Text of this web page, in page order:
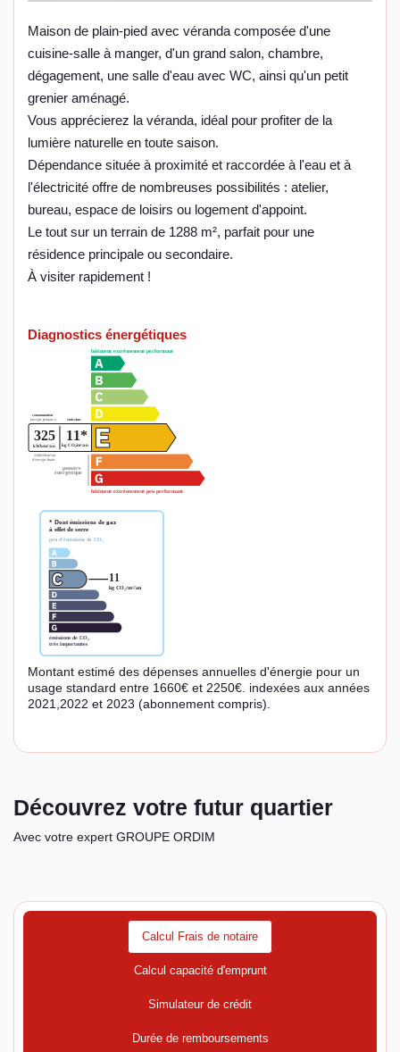
Maison de plain-pied avec véranda composée d'une
cuisine-salle à manger, d'un grand salon, chambre,
dégagement, une salle d'eau avec WC, ainsi qu'un petit
grenier aménagé.
Vous apprécierez la véranda, idéal pour profiter de la
lumière naturelle en toute saison.
Dépendance située à proximité et raccordée à l'eau et à
l'électricité offre de nombreuses possibilités : atelier,
bureau, espace de loisirs ou logement d'appoint.
Le tout sur un terrain de 1288 m², parfait pour une
résidence principale ou secondaire.
À visiter rapidement !
Diagnostics énergétiques
Montant estimé des dépenses annuelles d'énergie pour un
usage standard entre 1660€ et 2250€. indexées aux années
2021,2022 et 2023 (abonnement compris).
Découvrez votre futur quartier
Avec votre expert GROUPE ORDIM
Calcul Frais de notaire
Calcul capacité d'emprunt
Simulateur de crédit
Durée de remboursements